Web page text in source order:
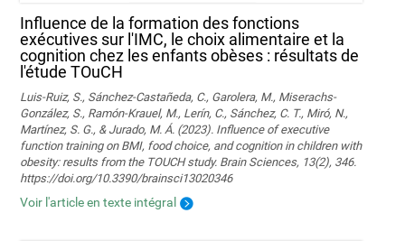
Influence de la formation des fonctions
exécutives sur l'IMC, le choix alimentaire et la
cognition chez les enfants obèses : résultats de
l'étude TOuCH
Luis-Ruiz, S., Sánchez-Castañeda, C., Garolera, M., Miserachs-
González, S., Ramón-Krauel, M., Lerín, C., Sánchez, C. T., Miró, N.,
Martí­nez, S. G., & Jurado, M. Á. (2023). Influence of executive
function training on BMI, food choice, and cognition in children with
obesity: results from the TOUCH study. Brain Sciences, 13(2), 346.
https://doi.org/10.3390/brainsci13020346
Voir l'article en texte intégral